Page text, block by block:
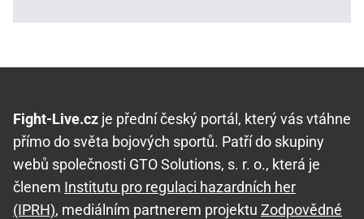
Fight-Live.cz je přední český portál, který vás vtáhne
přímo do světa bojových sportů. Patří do skupiny
webů společnosti GTO Solutions, s. r. o., která je
členem Institutu pro regulaci hazardních her
(IPRH), mediálním partnerem projektu Zodpovědné